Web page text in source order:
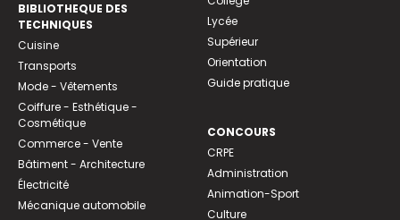
BIBLIOTHEQUE DES
TECHNIQUES
Cuisine
Transports
Mode - Vêtements
Coiffure - Esthétique -
Cosmétique
Commerce - Vente
Bâtiment - Architecture
Électricité
Mécanique automobile
Lycée
Supérieur
Orientation
Guide pratique
CONCOURS
CRPE
Administration
Animation-Sport
Culture